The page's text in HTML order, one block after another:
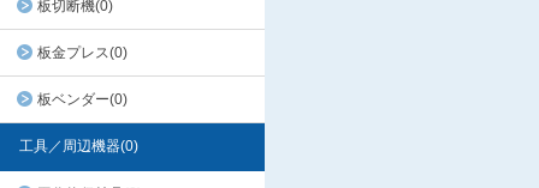
板切断機(0)
板金プレス(0)
板ベンダー(0)
工具／周辺機器(0)